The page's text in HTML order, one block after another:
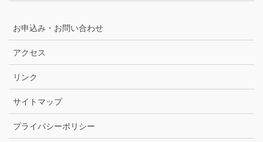
お申込み・お問い合わせ
アクセス
リンク
サイトマップ
プライバシーポリシー